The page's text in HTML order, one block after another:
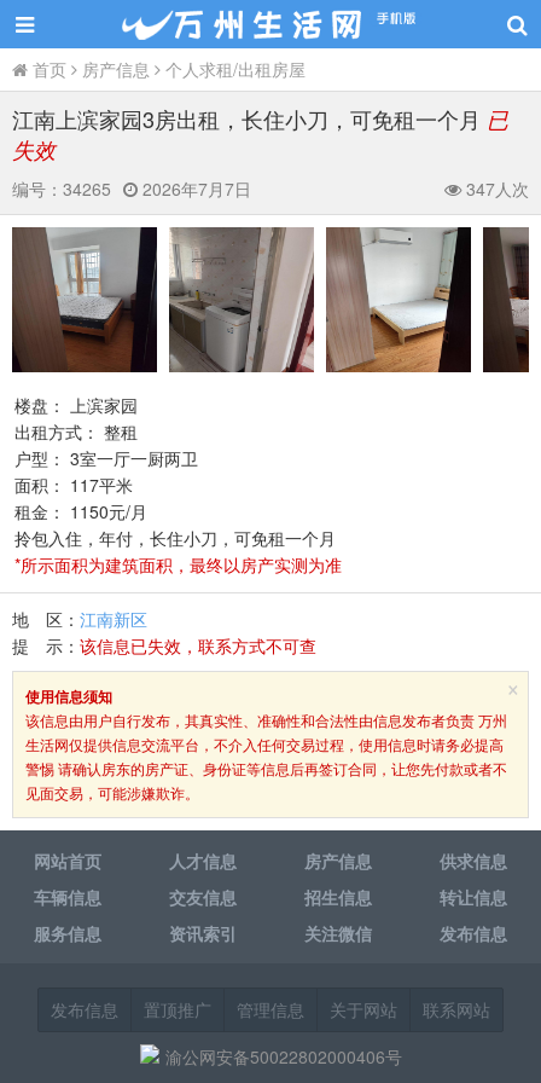
首页 房产信息 个人求租/出租房屋
江南上滨家园3房出租，长住小刀，可免租一个月 已
失效
编号： 34265 2026年7月7日 347人次
楼盘： 上滨家园
出租方式： 整租
户型： 3室一厅一厨两卫
面积： 117平米
租金： 1150元/月
拎包入住，年付，长住小刀，可免租一个月
*所示面积为建筑面积，最终以房产实测为准
地 区： 江南新区
提 示： 该信息已失效，联系方式不可查
×
使用信息须知
该信息由用户自行发布，其真实性、准确性和合法性由信息发布者负责 万州
生活网仅提供信息交流平台，不介入任何交易过程，使用信息时请务必提高
警惕 请确认房东的房产证、身份证等信息后再签订合同，让您先付款或者不
见面交易，可能涉嫌欺诈。
网站首页 人才信息 房产信息
供求信息
车辆信息
交友信息 招生信息
转让信息
服务信息
资讯索引 关注微信 发布信息
发布信息 置顶推广 管理信息 关于网站
联系网站
渝公网安备50022802000406号